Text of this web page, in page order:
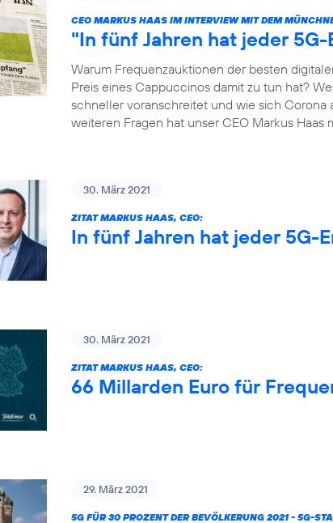
CEO MARKUS HAAS IM INTERVIEW MIT DEM
"In fünf Jahren hat jeder
Warum Frequenzauktionen der besten
Preis eines Cappuccinos damit zu tun hat?
schneller voranschreitet und wie sich Corona
weiteren Fragen hat unser CEO Markus
30. März 2021
ZITAT MARKUS HAAS, CEO:
In fünf Jahren hat jeder 5G-
30. März 2021
ZITAT MARKUS HAAS, CEO:
66 Millarden Euro für
29. März 2021
5G FÜR 30 PROZENT DER BEVÖLKERUNG 2021 - 5G-